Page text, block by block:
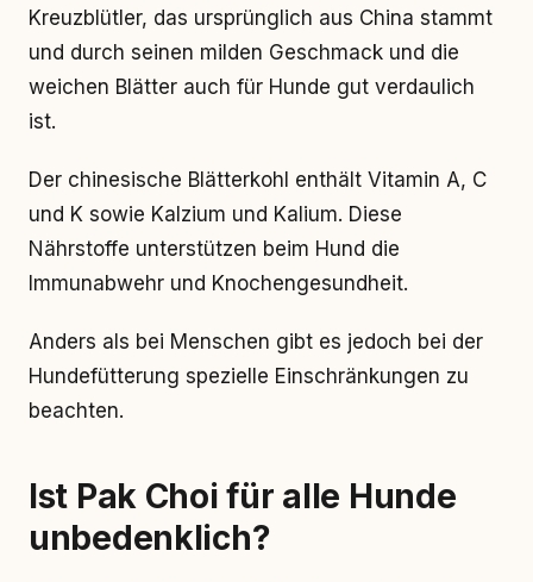
Kreuzblütler, das ursprünglich aus China stammt
und durch seinen milden Geschmack und die
weichen Blätter auch für Hunde gut verdaulich
ist.
Der chinesische Blätterkohl enthält Vitamin A, C
und K sowie Kalzium und Kalium. Diese
Nährstoffe unterstützen beim Hund die
Immunabwehr und Knochengesundheit.
Anders als bei Menschen gibt es jedoch bei der
Hundefütterung spezielle Einschränkungen zu
beachten.
Ist Pak Choi für alle Hunde
unbedenklich?